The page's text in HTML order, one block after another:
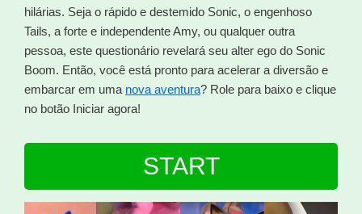
hilárias. Seja o rápido e destemido Sonic, o engenhoso
Tails, a forte e independente Amy, ou qualquer outra
pessoa, este questionário revelará seu alter ego do Sonic
Boom. Então, você está pronto para acelerar a diversão e
embarcar em uma nova aventura? Role para baixo e clique
no botão Iniciar agora!
START